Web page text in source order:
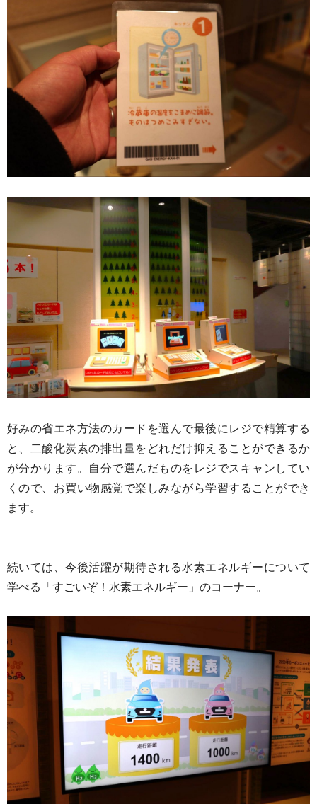
好みの省エネ方法のカードを選んで最後にレジで精算する
と、二酸化炭素の排出量をどれだけ抑えることができるか
が分かります。自分で選んだものをレジでスキャンしてい
くので、お買い物感覚で楽しみながら学習することができ
ます。
続いては、今後活躍が期待される水素エネルギーについて
学べる「すごいぞ！水素エネルギー」のコーナー。